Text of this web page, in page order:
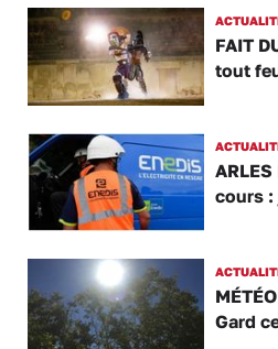
FAIT
tout
cours
Gard